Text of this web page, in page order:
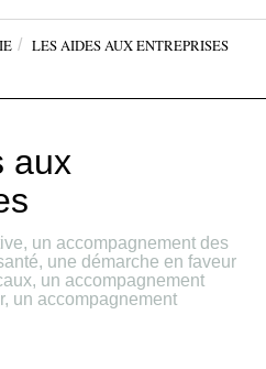
LES AIDES AUX ENTREPRISES
aux
un accompagnement des
une démarche en faveur
un accompagnement
un accompagnement